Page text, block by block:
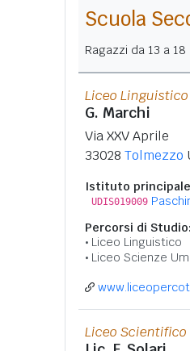
Scuola
Ragazzi da 13 a
Liceo
G. Marchi
Via XXV Aprile
33028 Tolmezzo
Istituto
UDIS019009
Percorsi di Studio:
Liceo Linguistico
Liceo Scienze
Liceo Scientifico